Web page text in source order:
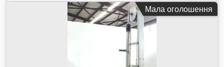
близько 200 мм - Ширина шліфувального круга: близько 25
мм - Отвір шліфувального круга: близько 51 мм - Швидкість
обертання круга: 1450 об/хв - Привід: 400 В / 0,7 кВт -
Необхідний простір: прибл. Ш 600 x В 400 x Г 350 мм - Вага:
прибл. 30 кг - Консоль для настінного монтажу Csdpfxsiba R
Мала оголошення